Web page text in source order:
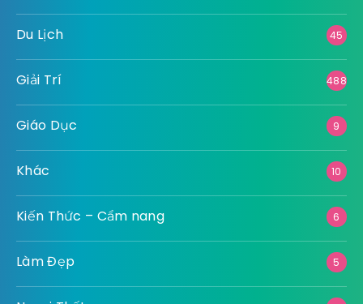
Du Lịch 45
Giải Trí 488
Giáo Dục 9
Khác 10
Kiến Thức – Cẩm nang 6
Làm Đẹp 5